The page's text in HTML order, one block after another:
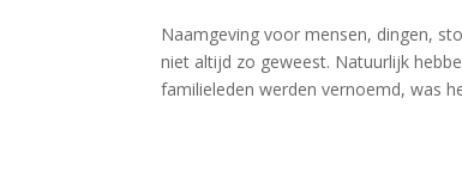
Naamgeving voor mensen, dingen,
niet altijd zo geweest. Natuurlijk
familieleden werden vernoemd, was